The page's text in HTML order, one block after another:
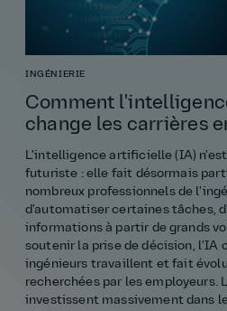
INGÉNIERIE
Comment
change les carrières
L'intelligence artificielle (IA)
futuriste : elle fait désormais
nombreux professionnels de
d'automatiser certaines tâches,
informations à partir de grands
soutenir la prise de décision, l'IA
ingénieurs travaillent et fait
recherchées par les employeurs.
investissent massivement dans